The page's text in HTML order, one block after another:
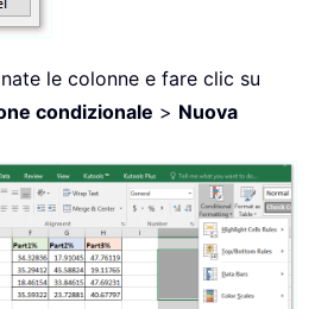
le colonne e fare clic su
condizionale > Nuova